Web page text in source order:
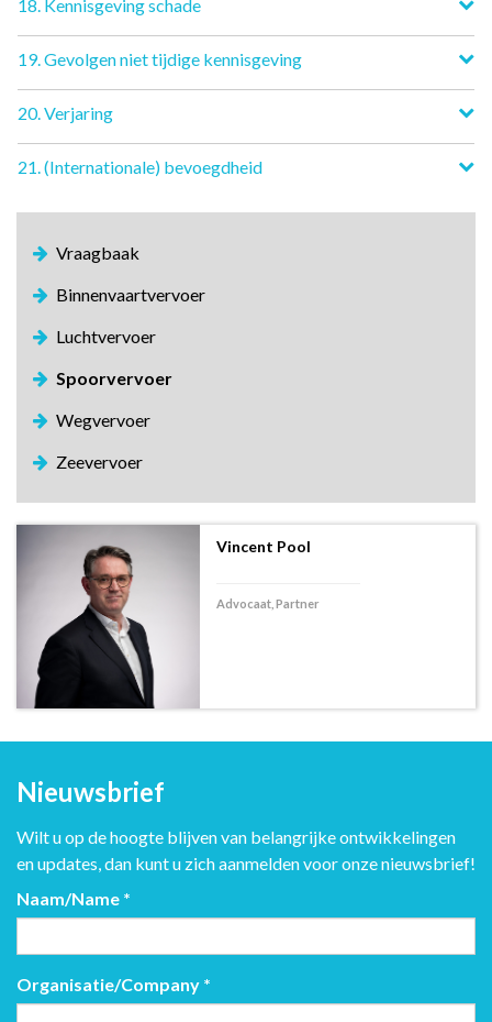
18. Kennisgeving schade
19. Gevolgen niet tijdige kennisgeving
20. Verjaring
21. (Internationale) bevoegdheid
Vraagbaak
Binnenvaartvervoer
Luchtvervoer
Spoorvervoer
Wegvervoer
Zeevervoer
Vincent Pool
Advocaat, Partner
Nieuwsbrief
Wilt u op de hoogte blijven van belangrijke ontwikkelingen
en updates, dan kunt u zich aanmelden voor onze nieuwsbrief!
Naam/Name *
Organisatie/Company *